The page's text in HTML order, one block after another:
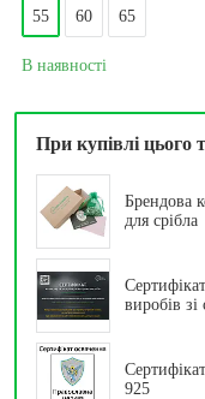
55 60 65
В наявності
При купівлі цього
Брендова
для срібла
виробів зі
925